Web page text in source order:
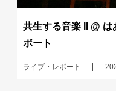
共生する音楽 II @
ポート
ライブ・レポート